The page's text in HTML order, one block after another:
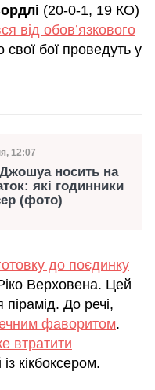
(20-0-1, 19 КО)
від обов’язкового
бої проведуть у
12:07
носить на
які годинники
(фото)
до поєдинку
Верховена. Цей
пірамід. До речі,
фаворитом.
втратити
із кікбоксером.